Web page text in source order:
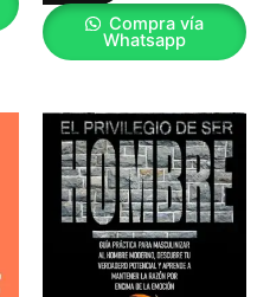
Compra vía
Whatsapp